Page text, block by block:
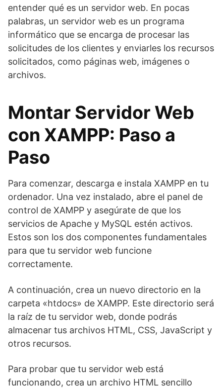
entender qué es un servidor web. En pocas
palabras, un servidor web es un programa
informático que se encarga de procesar las
solicitudes de los clientes y enviarles los recursos
solicitados, como páginas web, imágenes o
archivos.
Montar Servidor Web
con XAMPP: Paso a
Paso
Para comenzar, descarga e instala XAMPP en tu
ordenador. Una vez instalado, abre el panel de
control de XAMPP y asegúrate de que los
servicios de Apache y MySQL estén activos.
Estos son los dos componentes fundamentales
para que tu servidor web funcione
correctamente.
A continuación, crea un nuevo directorio en la
carpeta «htdocs» de XAMPP. Este directorio será
la raíz de tu servidor web, donde podrás
almacenar tus archivos HTML, CSS, JavaScript y
otros recursos.
Para probar que tu servidor web está
funcionando, crea un archivo HTML sencillo